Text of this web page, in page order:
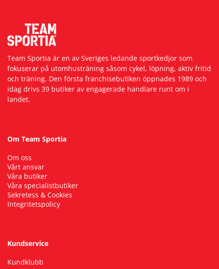
Team Sportia är en av Sveriges ledande sportkedjor som
fokuserar på utomhusträning såsom cykel, löpning, aktiv fritid
och träning. Den första franchisebutiken öppnades 1989 och
idag drivs 39 butiker av engagerade handlare runt om i
landet.
Om Team Sportia
Om oss
Vårt ansvar
Våra butiker
Våra specialistbutiker
Sekretess & Cookies
Integritetspolicy
Kundservice
Kundklubb